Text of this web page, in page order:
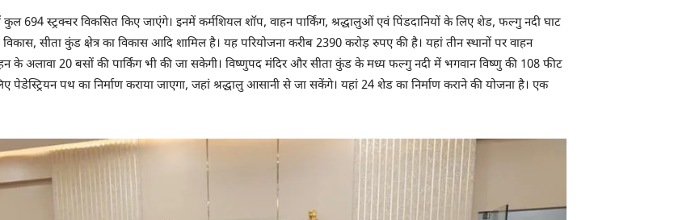
कुल 694 स्ट्रक्चर विकसित किए जाएंगे। इनमें कर्मशियल शॉप, वाहन पार्किंग, श्रद्धालुओं एवं पिंडदानियों के लिए शेड, फल्गु नदी घाट
सीता कुंड क्षेत्र का विकास आदि शामिल है। यह परियोजना करीब 2390 करोड़ रुपए की है। यहां तीन स्थानों पर वाहन
के अलावा 20 बसों की पार्किंग भी की जा सकेगी। विष्णुपद मंदिर और सीता कुंड के मध्य फल्गु नदी में भगवान विष्णु की 108 फीट
पेडेस्ट्रियन पथ का निर्माण कराया जाएगा, जहां श्रद्धालु आसानी से जा सकेंगे। यहां 24 शेड का निर्माण कराने की योजना है। एक